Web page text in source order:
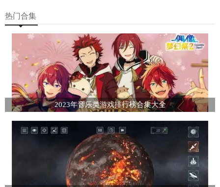
热门合集
2023年音乐类游戏排行榜合集大全